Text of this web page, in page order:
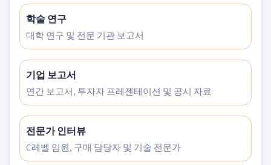
학술 연구
대학 연구 및 전문 기관 보고서
기업 보고서
연간 보고서, 투자자 프레젠테이션 및 공시 자료
전문가 인터뷰
C레벨 임원, 구매 담당자 및 기술 전문가